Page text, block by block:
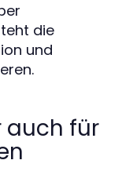
die
und
auch für